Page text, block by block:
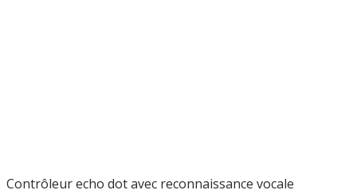
Contrôleur echo dot avec reconnaissance vocale